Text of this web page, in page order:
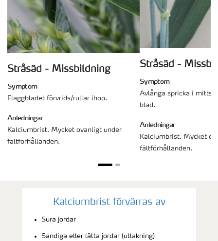
Stråsäd - Missbildning
Symptom
Flaggbladet förvrids/rullar ihop.
Anledningar
Kalciumbrist. Mycket ovanligt under
fältförhållanden.
Stråsäd -
Symptom
Avlånga spricka i
blad.
Anledningar
Kalciumbrist. Mycket
fältförhållanden.
Kalciumbrist förvärras av
Sura jordar
Sandiga eller lätta jordar (utlakning)